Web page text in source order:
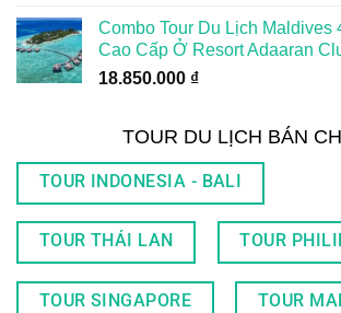
Combo Tour Du Lịch Maldives
Cao Cấp Ở Resort Adaaran
18.850.000 ₫
TOUR DU LỊCH BÁN
TOUR INDONESIA - BALI
TOUR THÁI LAN TOUR
TOUR SINGAPORE TOUR